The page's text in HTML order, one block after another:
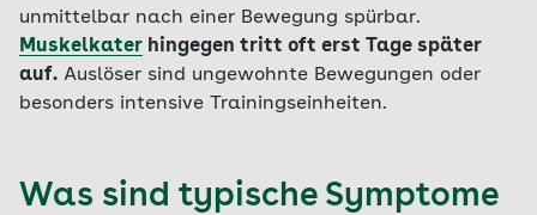
unmittelbar nach einer Bewegung spürbar.
Muskelkater hingegen tritt oft erst Tage später
auf. Auslöser sind ungewohnte Bewegungen oder
besonders intensive Trainingseinheiten.
Was sind typische Symptome